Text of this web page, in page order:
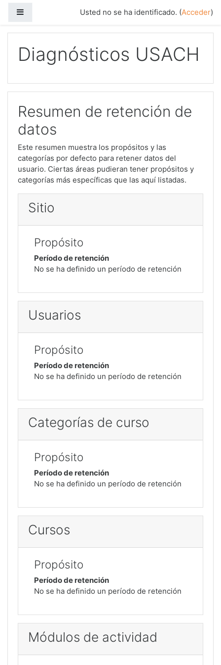
Usted no se ha identificado. (Acceder)
Diagnósticos USACH
Resumen de retención de
datos
Este resumen muestra los propósitos y las
categorías por defecto para retener datos del
usuario. Ciertas áreas pudieran tener propósitos y
categorías más específicas que las aquí listadas.
Sitio
Propósito
Período de retención
No se ha definido un período de retención
Usuarios
Propósito
Período de retención
No se ha definido un período de retención
Categorías de curso
Propósito
Período de retención
No se ha definido un período de retención
Cursos
Propósito
Período de retención
No se ha definido un período de retención
Módulos de actividad